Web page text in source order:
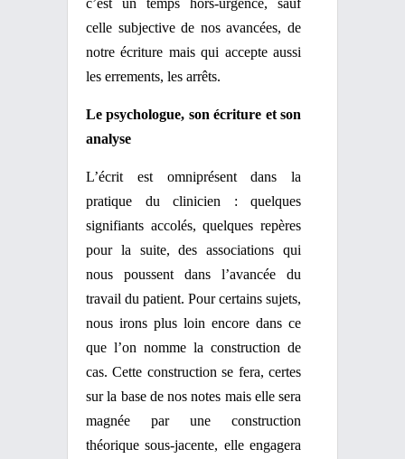
c’est un temps hors-urgence, sauf
celle subjective de nos avancées, de
notre écriture mais qui accepte aussi
les errements, les arrêts.
Le psychologue, son écriture et son
analyse
L’écrit est omniprésent dans la
pratique du clinicien : quelques
signifiants accolés, quelques repères
pour la suite, des associations qui
nous poussent dans l’avancée du
travail du patient. Pour certains sujets,
nous irons plus loin encore dans ce
que l’on nomme la construction de
cas. Cette construction se fera, certes
sur la base de nos notes mais elle sera
magnée par une construction
théorique sous-jacente, elle engagera